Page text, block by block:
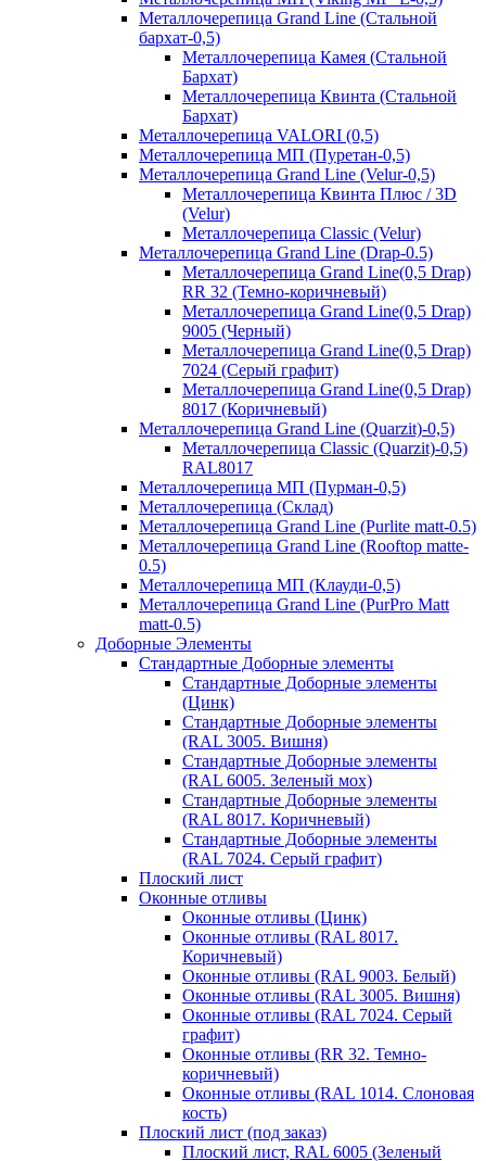
Металлочерепица Grand Line (Стальной
бархат-0,5)
Металлочерепица Камея (Стальной
Бархат)
Металлочерепица Квинта (Стальной
Бархат)
Металлочерепица VALORI (0,5)
Металлочерепица МП (Пуретан-0,5)
Металлочерепица Grand Line (Velur-0,5)
Металлочерепица Квинта Плюс / 3D
(Velur)
Металлочерепица Classic (Velur)
Металлочерепица Grand Line (Drap-0.5)
Металлочерепица Grand Line(0,5 Drap)
RR 32 (Темно-коричневый)
Металлочерепица Grand Line(0,5 Drap)
9005 (Черный)
Металлочерепица Grand Line(0,5 Drap)
7024 (Серый графит)
Металлочерепица Grand Line(0,5 Drap)
8017 (Коричневый)
Металлочерепица Grand Line (Quarzit)-0,5)
Металлочерепица Classic (Quarzit)-0,5)
RAL8017
Металлочерепица МП (Пурман-0,5)
Металлочерепица (Склад)
Металлочерепица Grand Line (Purlite matt-0.5)
Металлочерепица Grand Line (Rooftop matte-
0.5)
Металлочерепица МП (Клауди-0,5)
Металлочерепица Grand Line (PurPro Matt
matt-0.5)
Доборные Элементы
Стандартные Доборные элементы
Стандартные Доборные элементы
(Цинк)
Стандартные Доборные элементы
(RAL 3005. Вишня)
Стандартные Доборные элементы
(RAL 6005. Зеленый мох)
Стандартные Доборные элементы
(RAL 8017. Коричневый)
Стандартные Доборные элементы
(RAL 7024. Серый графит)
Плоский лист
Оконные отливы
Оконные отливы (Цинк)
Оконные отливы (RAL 8017.
Коричневый)
Оконные отливы (RAL 9003. Белый)
Оконные отливы (RAL 3005. Вишня)
Оконные отливы (RAL 7024. Серый
графит)
Оконные отливы (RR 32. Темно-
коричневый)
Оконные отливы (RAL 1014. Слоновая
кость)
Плоский лист (под заказ)
Плоский лист, RAL 6005 (Зеленый